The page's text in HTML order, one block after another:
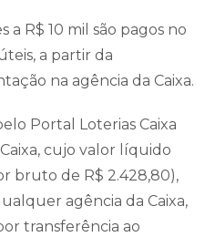
a R$ 10 mil são pagos no
a partir da
na agência da Caixa.
Portal Loterias Caixa
cujo valor líquido
bruto de R$ 2.428,80),
agência da Caixa,
transferência ao